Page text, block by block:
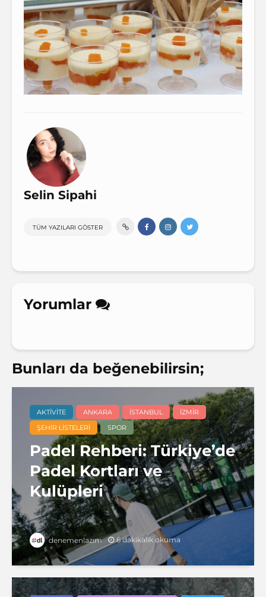
Selin Sipahi
TÜM YAZILARI GÖSTER
Yorumlar
Bunları da beğenebilirsin;
AKTIVITE ANKARA İSTANBUL
İZMIR
ŞEHIR LISTELERI
SPOR
Padel Rehberi: Türkiye’de
Padel Kortları ve
Kulüpleri
denemenlazım 6 dakikalık okuma